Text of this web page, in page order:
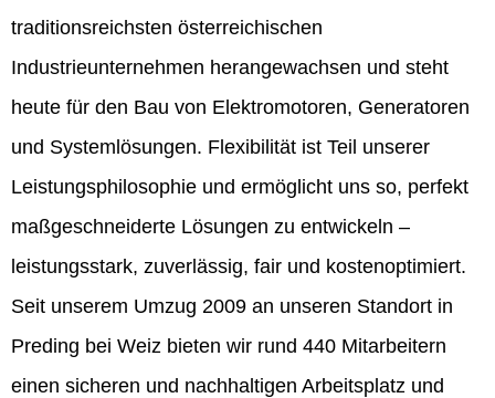
traditionsreichsten österreichischen
Industrieunternehmen herangewachsen und steht
heute für den Bau von Elektromotoren, Generatoren
und Systemlösungen. Flexibilität ist Teil unserer
Leistungsphilosophie und ermöglicht uns so, perfekt
maßgeschneiderte Lösungen zu entwickeln –
leistungsstark, zuverlässig, fair und kostenoptimiert.
Seit unserem Umzug 2009 an unseren Standort in
Preding bei Weiz bieten wir rund 440 Mitarbeitern
einen sicheren und nachhaltigen Arbeitsplatz und